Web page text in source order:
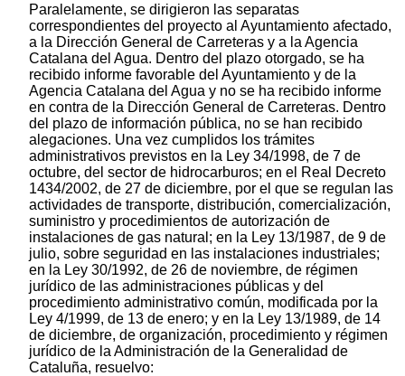
Paralelamente, se dirigieron las separatas
correspondientes del proyecto al Ayuntamiento afectado,
a la Dirección General de Carreteras y a la Agencia
Catalana del Agua. Dentro del plazo otorgado, se ha
recibido informe favorable del Ayuntamiento y de la
Agencia Catalana del Agua y no se ha recibido informe
en contra de la Dirección General de Carreteras. Dentro
del plazo de información pública, no se han recibido
alegaciones. Una vez cumplidos los trámites
administrativos previstos en la Ley 34/1998, de 7 de
octubre, del sector de hidrocarburos; en el Real Decreto
1434/2002, de 27 de diciembre, por el que se regulan las
actividades de transporte, distribución, comercialización,
suministro y procedimientos de autorización de
instalaciones de gas natural; en la Ley 13/1987, de 9 de
julio, sobre seguridad en las instalaciones industriales;
en la Ley 30/1992, de 26 de noviembre, de régimen
jurídico de las administraciones públicas y del
procedimiento administrativo común, modificada por la
Ley 4/1999, de 13 de enero; y en la Ley 13/1989, de 14
de diciembre, de organización, procedimiento y régimen
jurídico de la Administración de la Generalidad de
Cataluña, resuelvo: